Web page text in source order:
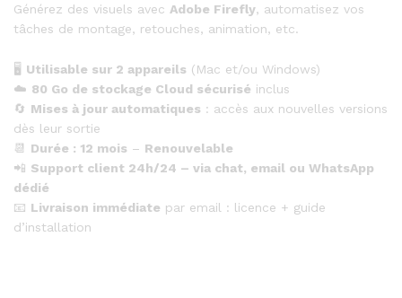
Générez des visuels avec Adobe Firefly, automatisez vos
tâches de montage, retouches, animation, etc.
🖥️ Utilisable sur 2 appareils (Mac et/ou Windows)
☁️ 80 Go de stockage Cloud sécurisé inclus
🔄 Mises à jour automatiques : accès aux nouvelles versions
dès leur sortie
📆 Durée : 12 mois – Renouvelable
📲 Support client 24h/24 – via chat, email ou WhatsApp
dédié
📧 Livraison immédiate par email : licence + guide
d’installation